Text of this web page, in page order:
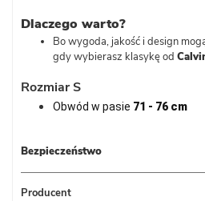
Dlaczego warto?
Bo wygoda, jakość i design
gdy wybierasz klasykę od
Rozmiar S
Obwód w pasie 71 - 76 cm
Bezpieczeństwo
Producent